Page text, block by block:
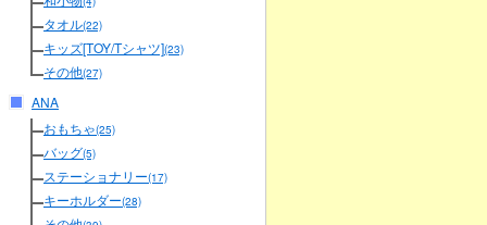
タオル(22)
キッズ[TOY/Tシャツ](23)
その他(27)
ANA
おもちゃ(25)
バッグ(5)
ステーショナリー(17)
キーホルダー(28)